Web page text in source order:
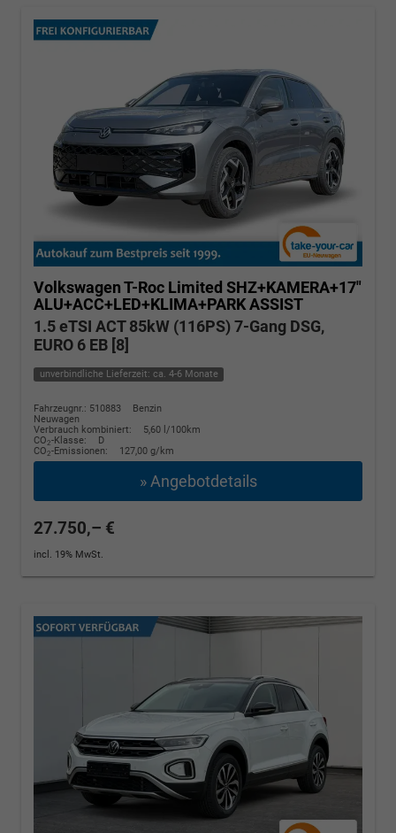
Volkswagen T-Roc Limited SHZ+KAMERA+17"
ALU+ACC+LED+KLIMA+PARK ASSIST
1.5 eTSI ACT 85kW (116PS) 7-Gang DSG,
EURO 6 EB [8]
unverbindliche Lieferzeit: ca. 4-6 Monate
Fahrzeugnr.: 510883
Benzin
Neuwagen
Verbrauch kombiniert:
5,60 l/100km
CO2-Klasse:
D
CO2-Emissionen: 127,00 g/km
» Angebotdetails
27.750,– €
incl. 19% MwSt.